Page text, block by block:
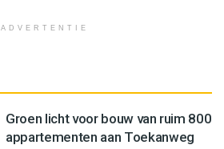
ADVERTENTIE
Groen licht voor bouw van ruim 800
appartementen aan Toekanweg